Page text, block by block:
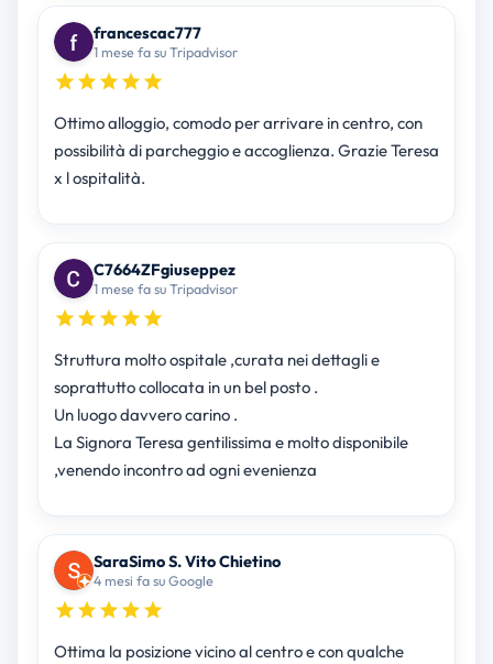
francescac777
1 mese fa su Tripadvisor
Ottimo alloggio, comodo per arrivare in centro, con
possibilità di parcheggio e accoglienza. Grazie Teresa
x l ospitalità.
C7664ZFgiuseppez
1 mese fa su Tripadvisor
Struttura molto ospitale ,curata nei dettagli e
soprattutto collocata in un bel posto .
Un luogo davvero carino .
La Signora Teresa gentilissima e molto disponibile
,venendo incontro ad ogni evenienza
SaraSimo S. Vito Chietino
4 mesi fa su Google
Ottima la posizione vicino al centro e con qualche